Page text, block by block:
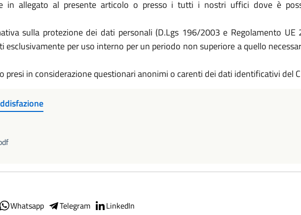
in allegato al presente articolo o presso i tutti i nostri uffici dove è
sulla protezione dei dati personali (D.Lgs 196/2003 e Regolamento
per uso interno per un periodo non superiore a quello
presi in considerazione questionari anonimi o carenti dei dati identificativi del
Whatsapp Telegram LinkedIn